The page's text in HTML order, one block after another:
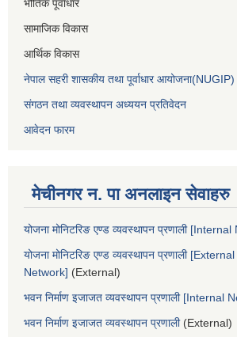
भौतिक पूर्वाधार
सामाजिक विकास
आर्थिक विकास
नेपाल सहरी शासकीय तथा पूर्वाधार आयोजना(NUGIP)
संगठन तथा व्यवस्थापन अध्ययन प्रतिवेदन
आवेदन फारम
मेचीनगर न. पा अनलाइन सेवाहरु
योजना मोनिटरिङ एण्ड व्यवस्थापन प्रणाली
योजना मोनिटरिङ एण्ड व्यवस्थापन प्रणाली [External
Network] (External)
भवन निर्माण इजाजत व्यवस्थापन प्रणाली [Internal
भवन निर्माण इजाजत व्यवस्थापन प्रणाली(External)